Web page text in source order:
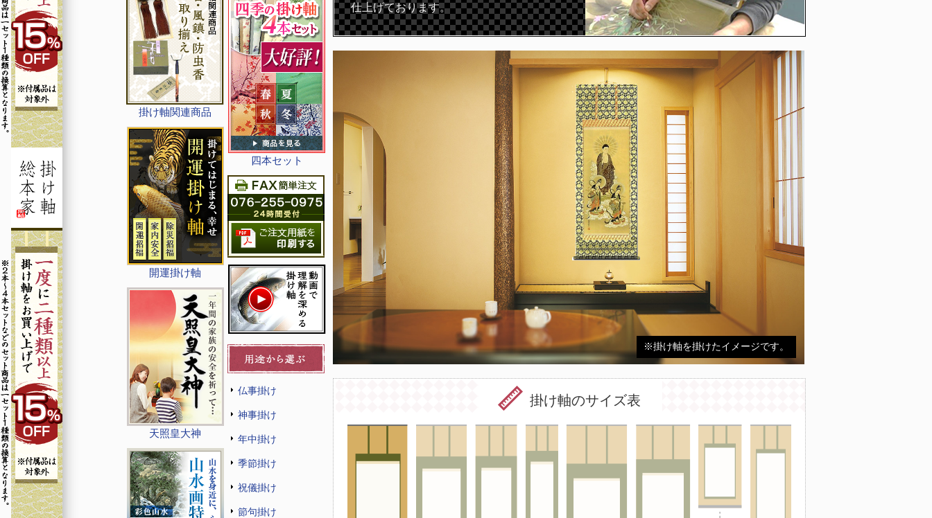
掛け軸関連商品
開運掛け軸
天照皇大神
四本セット
仏事掛け
神事掛け
年中掛け
季節掛け
祝儀掛け
節句掛け
仕上げております。
※掛け軸を掛けたイメージです。
掛け軸のサイズ表